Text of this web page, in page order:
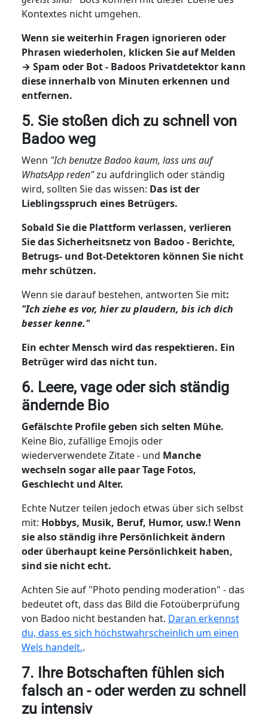
Kontextes nicht umgehen.
Wenn sie weiterhin Fragen ignorieren oder
Phrasen wiederholen, klicken Sie auf Melden
→ Spam oder Bot - Badoos Privatdetektor kann
diese innerhalb von Minuten erkennen und
entfernen.
5. Sie stoßen dich zu schnell von
Badoo weg
Wenn "Ich benutze Badoo kaum, lass uns auf
WhatsApp reden"zu aufdringlich oder ständig
wird, sollten Sie das wissen: Das ist der
Lieblingsspruch eines Betrügers.
Sobald Sie die Plattform verlassen, verlieren
Sie das Sicherheitsnetz von Badoo - Berichte,
Betrugs- und Bot-Detektoren können Sie nicht
mehr schützen.
Wenn sie darauf bestehen, antworten Sie mit:
"Ich ziehe es vor, hier zu plaudern, bis ich dich
besser kenne."
Ein echter Mensch wird das respektieren. Ein
Betrüger wird das nicht tun.
6. Leere, vage oder sich ständig
ändernde Bio
Gefälschte Profile geben sich selten Mühe.
Keine Bio, zufällige Emojis oder
wiederverwendete Zitate - und Manche
wechseln sogar alle paar Tage Fotos,
Geschlecht und Alter.
Echte Nutzer teilen jedoch etwas über sich selbst
mit: Hobbys, Musik, Beruf, Humor, usw.! Wenn
sie also ständig ihre Persönlichkeit ändern
oder überhaupt keine Persönlichkeit haben,
sind sie nicht echt.
Achten Sie auf "Photo pending moderation" - das
bedeutet oft, dass das Bild die Fotoüberprüfung
von Badoo nicht bestanden hat. Daran erkennst
du, dass es sich höchstwahrscheinlich um einen
Wels handelt..
7. Ihre Botschaften fühlen sich
falsch an - oder werden zu schnell
zu intensiv